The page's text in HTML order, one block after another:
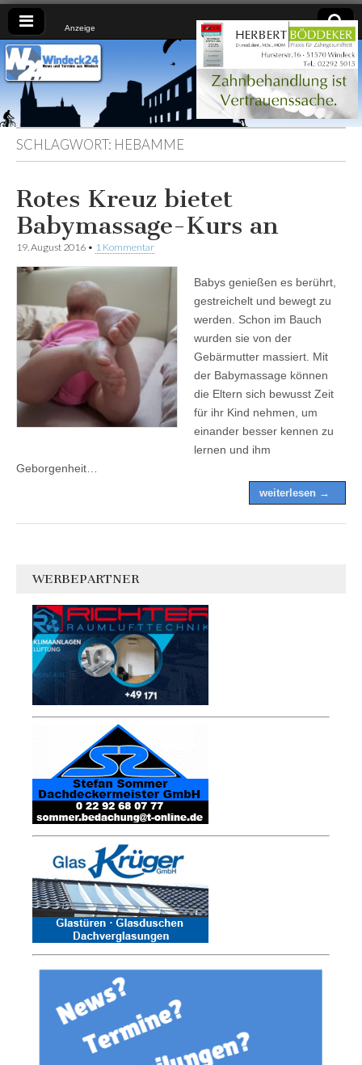
Anzeige
Windeck24
Nachrichten
aus dem
Ländchen
für das
Ländchen
SCHLAGWORT: HEBAMME
Rotes Kreuz bietet
Babymassage-Kurs an
19. August 2016 • 1 Kommentar
Babys genießen es berührt,
gestreichelt und bewegt zu
werden. Schon im Bauch
wurden sie von der
Gebärmutter massiert. Mit
der Babymassage können
die Eltern sich bewusst Zeit
für ihr Kind nehmen, um
einander besser kennen zu
lernen und ihm
Geborgenheit…
weiterlesen →
WERBEPARTNER